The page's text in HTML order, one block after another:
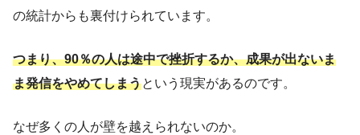
の統計からも裏付けられています。
つまり、90％の人は途中で挫折するか、成果が出ないま
ま発信をやめてしまうという現実があるのです。
なぜ多くの人が壁を越えられないのか。